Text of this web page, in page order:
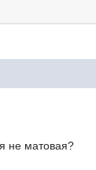
не матовая?